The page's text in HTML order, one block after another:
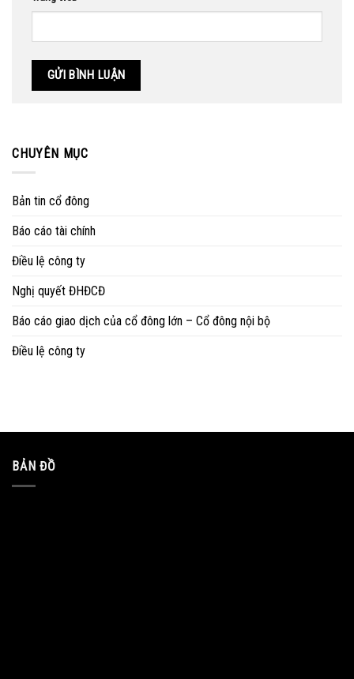
CHUYÊN MỤC
Bản tin cổ đông
Báo cáo tài chính
Điều lệ công ty
Nghị quyết ĐHĐCĐ
Báo cáo giao dịch của cổ đông lớn – Cổ đông nội bộ
Điều lệ công ty
BẢN ĐỒ